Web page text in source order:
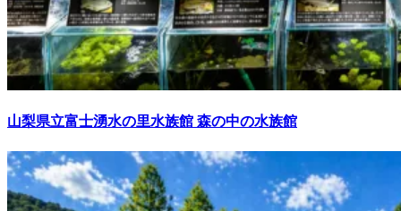
山梨県立富士湧水の里水族館 森の中の水族館